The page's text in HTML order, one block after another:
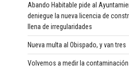
Abando Habitable pide al
deniegue la nueva licencia de
llena de irregularidades
Nueva multa al Obispado, y van tres
Volvemos a medir la contaminación